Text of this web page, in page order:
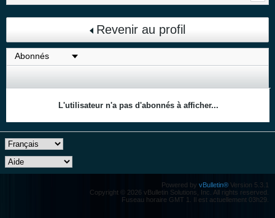
Revenir au profil
L'utilisateur n'a pas d'abonnés à afficher...
Powered by vBulletin® Version 5.3.1
Copyright © 2026 vBulletin Solutions, Inc. All rights reserved.
Fuseau horaire GMT 1. Il est actuellement 03h29.